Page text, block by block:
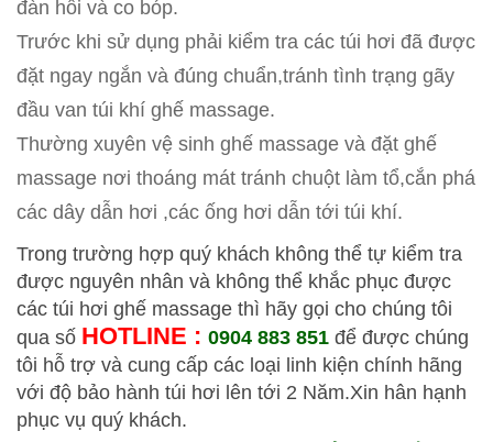
đàn hồi và co bóp.
Trước khi sử dụng phải kiểm tra các túi hơi đã được
đặt ngay ngắn và đúng chuẩn,tránh tình trạng gãy
đầu van túi khí ghế massage.
Thường xuyên vệ sinh ghế massage và đặt ghế
massage nơi thoáng mát tránh chuột làm tổ,cắn phá
các dây dẫn hơi ,các ống hơi dẫn tới túi khí.
Trong trường hợp quý khách không thể tự kiểm tra
được nguyên nhân và không thể khắc phục được
các túi hơi ghế massage thì hãy gọi cho chúng tôi
qua số HOTLINE : 0904 883 851 để được chúng
tôi hỗ trợ và cung cấp các loại linh kiện chính hãng
với độ bảo hành túi hơi lên tới 2 Năm.Xin hân hạnh
phục vụ quý khách.